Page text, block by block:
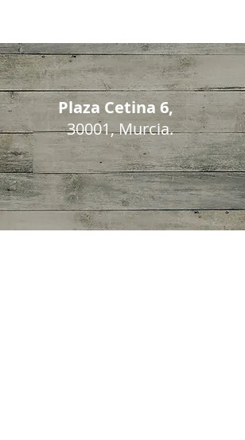
Plaza Cetina 6,
30001, Murcia.